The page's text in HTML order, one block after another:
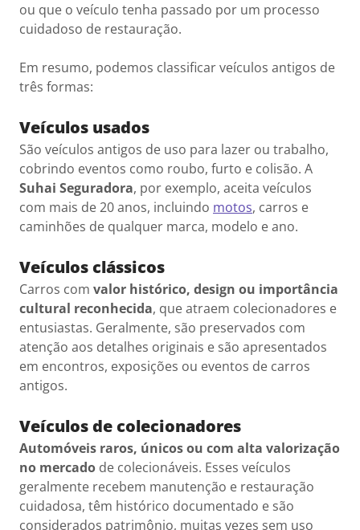
ou que o veículo tenha passado por um processo
cuidadoso de restauração.
Em resumo, podemos classificar veículos antigos de
três formas:
Veículos usados
São veículos antigos de uso para lazer ou trabalho,
cobrindo eventos como roubo, furto e colisão. A
Suhai Seguradora, por exemplo, aceita veículos
com mais de 20 anos, incluindo motos, carros e
caminhões de qualquer marca, modelo e ano.
Veículos clássicos
Carros com valor histórico, design ou importância
cultural reconhecida, que atraem colecionadores e
entusiastas. Geralmente, são preservados com
atenção aos detalhes originais e são apresentados
em encontros, exposições ou eventos de carros
antigos.
Veículos de colecionadores
Automóveis raros, únicos ou com alta valorização
no mercado de colecionáveis. Esses veículos
geralmente recebem manutenção e restauração
cuidadosa, têm histórico documentado e são
considerados patrimônio, muitas vezes sem uso